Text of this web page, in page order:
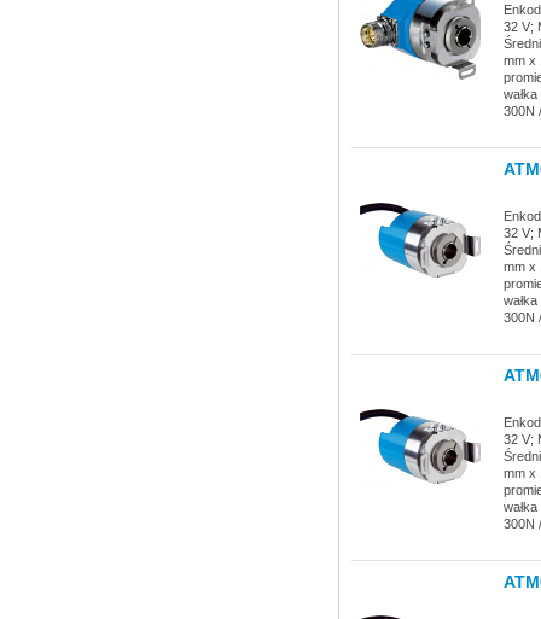
32 V;
mm x
300N
32 V;
mm x
300N
32 V;
mm x
300N